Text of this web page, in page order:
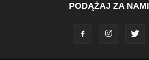
PODĄŻAJ ZA NAMI